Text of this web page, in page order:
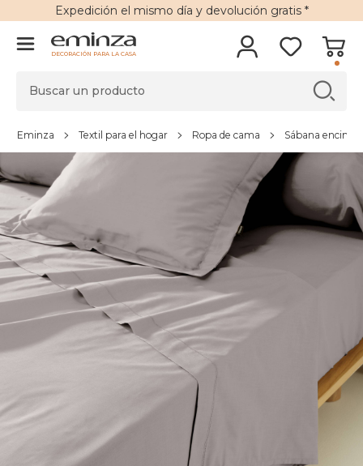
Expedición el mismo día y devolución gratis*
DECORACIÓN PARA LA CASA
Eminza Textil para el hogar Ropa de cama Sábana